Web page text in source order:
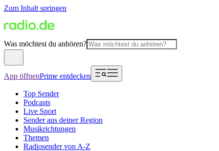
Zum Inhalt springen
Was möchtest du anhören?
App öffnenPrime entdecken
Top Sender
Podcasts
Live Sport
Sender aus deiner Region
Musikrichtungen
Themen
Radiosender von A-Z